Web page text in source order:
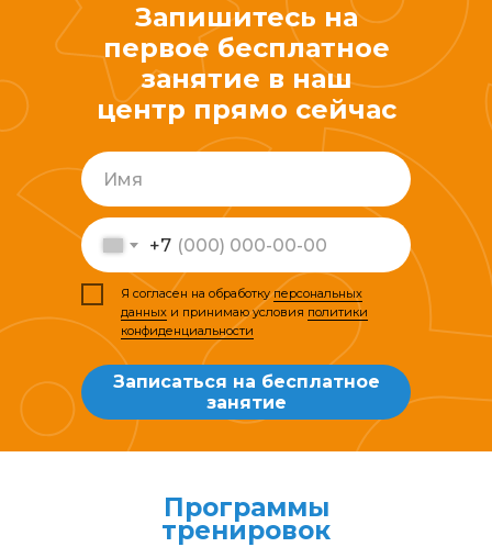
Запишитесь на
первое бесплатное
занятие в наш
центр прямо сейчас
+7
Записаться на бесплатное
занятие
Я согласен на обработкуперсональных
данных и принимаю условия политики
конфиденциальности
Программы
тренировок